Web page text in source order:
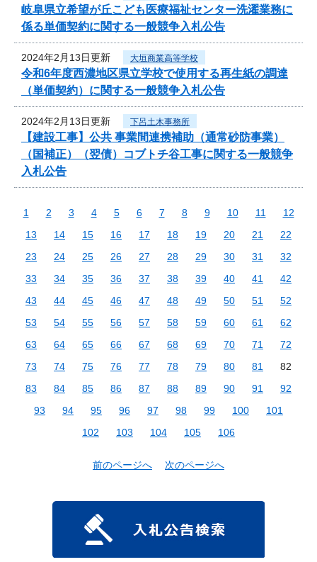
岐阜県立希望が丘こども医療福祉センター洗濯業務に
係る単価契約に関する一般競争入札公告
2024年2月13日更新 大垣商業高等学校
令和6年度西濃地区県立学校で使用する再生紙の調達
（単価契約）に関する一般競争入札公告
2024年2月13日更新 下呂土木事務所
【建設工事】公共 事業間連携補助（通常砂防事業）
（国補正）（翌債）コブトチ谷工事に関する一般競争
入札公告
1 2 3 4 5 6 7 8 9 10 11
12
13
14 15 16 17 18 19 20 21
22
23
24 25 26 27 28 29 30 31
32
33
34 35 36 37 38 39 40 41
42
43
44 45 46 47 48 49 50 51
52
53
54 55 56 57 58 59 60 61
62
63
64 65 66 67 68 69 70 71
72
73
74 75 76 77 78 79 80 81
82
83
84 85 86 87 88 89 90 91
92
93
94 95 96 97 98 99 100
101
102
103 104 105 106
前のページへ 次のページへ